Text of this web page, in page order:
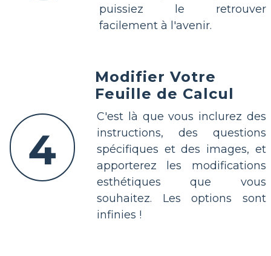
puissiez le retrouver
facilement à l'avenir.
4
Modifier Votre
Feuille de Calcul
C'est là que vous inclurez des
instructions, des questions
spécifiques et des images, et
apporterez les modifications
esthétiques que vous
souhaitez. Les options sont
infinies !